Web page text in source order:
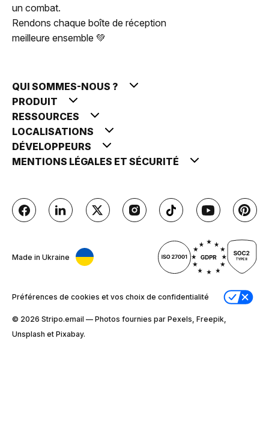
un combat.
Rendons chaque boîte de réception
meilleure ensemble 💚
QUI SOMMES-NOUS ?
PRODUIT
RESSOURCES
LOCALISATIONS
DÉVELOPPEURS
MENTIONS LÉGALES ET SÉCURITÉ
Made in Ukraine
Préférences de cookies et vos choix de confidentialité
© 2026 Stripо.email — Photos fournies par Pexels, Freepik,
Unsplash et Pixabay.